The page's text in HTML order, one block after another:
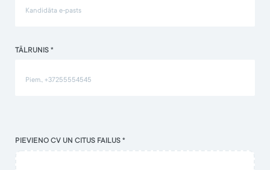
TĀLRUNIS *
PIEVIENO CV UN CITUS FAILUS *